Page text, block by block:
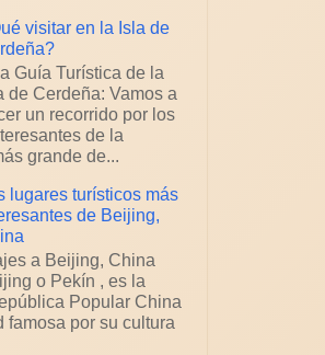
visitar en la Isla de
Guía Turística de la
de Cerdeña: Vamos a
un recorrido por los
de la
grande de...
lugares turísticos más
de Beijing,
a Beijing, China
o Pekín , es la
Popular China
famosa por su cultura